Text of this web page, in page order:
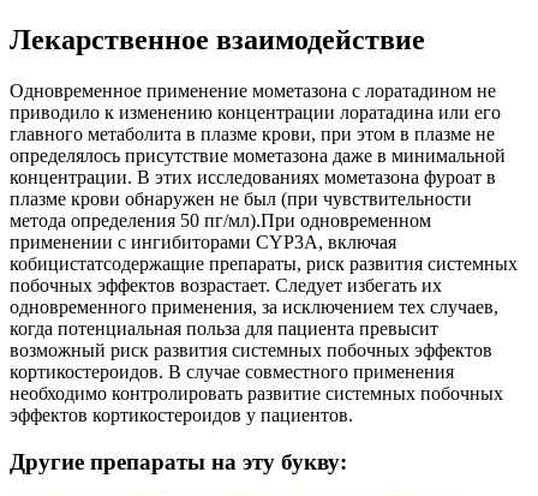
Лекарственное взаимодействие
Одновременное применение мометазона с лоратадином не
приводило к изменению концентрации лоратадина или его
главного метаболита в плазме крови, при этом в плазме не
определялось присутствие мометазона даже в минимальной
концентрации. В этих исследованиях мометазона фуроат в
плазме крови обнаружен не был (при чувствительности
метода определения 50 пг/мл).При одновременном
применении с ингибиторами CYP3A, включая
кобицистатсодержащие препараты, риск развития системных
побочных эффектов возрастает. Следует избегать их
одновременного применения, за исключением тех случаев,
когда потенциальная польза для пациента превысит
возможный риск развития системных побочных эффектов
кортикостероидов. В случае совместного применения
необходимо контролировать развитие системных побочных
эффектов кортикостероидов у пациентов.
Другие препараты на эту букву: